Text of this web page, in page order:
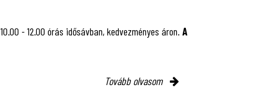
- 12.00 órás idősávban, kedvezményes áron. A
Tovább olvasom